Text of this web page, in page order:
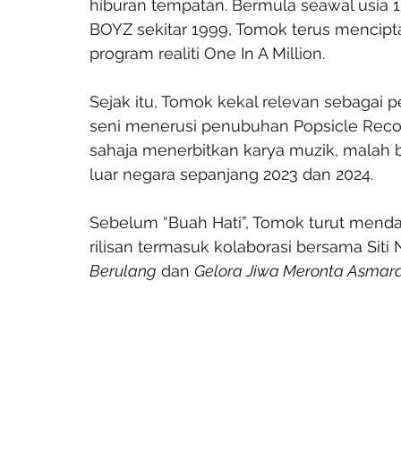
hiburan tempatan. Bermula seawal usia
BOYZ sekitar 1999, Tomok terus
program realiti One In A Million.
Sejak itu, Tomok kekal relevan sebagai
seni menerusi penubuhan Popsicle
sahaja menerbitkan karya muzik,
luar negara sepanjang 2023 dan 2024.
Sebelum “Buah Hati”, Tomok turut
rilisan termasuk kolaborasi bersama Siti
Berulang dan Gelora Jiwa Meronta